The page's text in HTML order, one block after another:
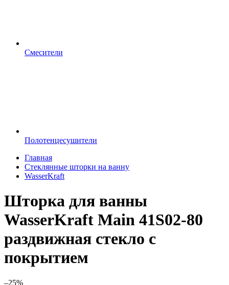
Смесители
Полотенцесушители
Главная
Стеклянные шторки на ванну
WasserKraft
Шторка для ванны
WasserKraft Main 41S02-80
раздвижная стекло с
покрытием
–25%